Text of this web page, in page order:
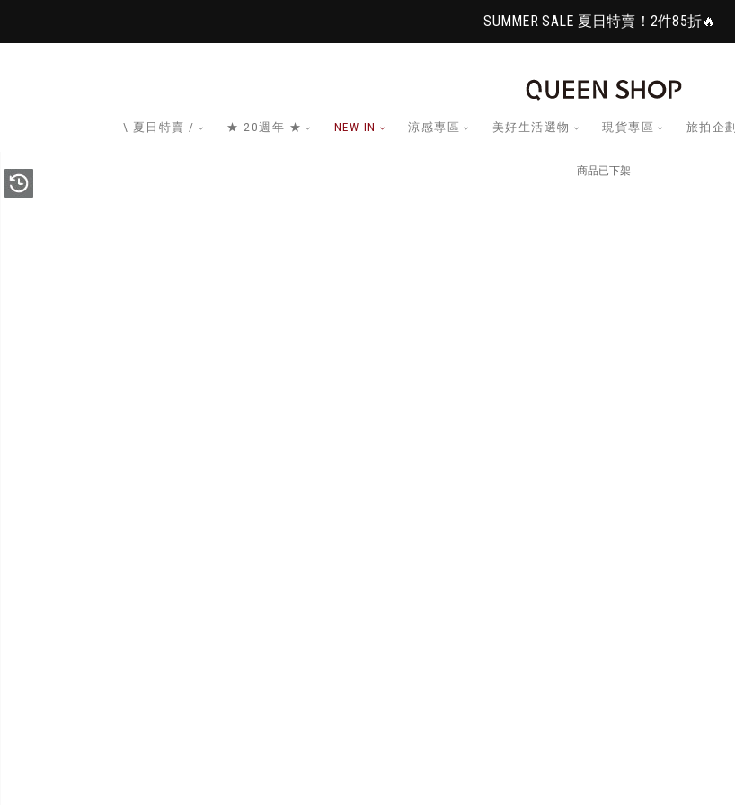
SUMMER SALE 夏日特賣！2件85折🔥
\ 夏日特賣 / ★ 20週年 ★ NEW IN 涼感專區 美好生活選物 現貨專區 旅拍企劃
商品已下架